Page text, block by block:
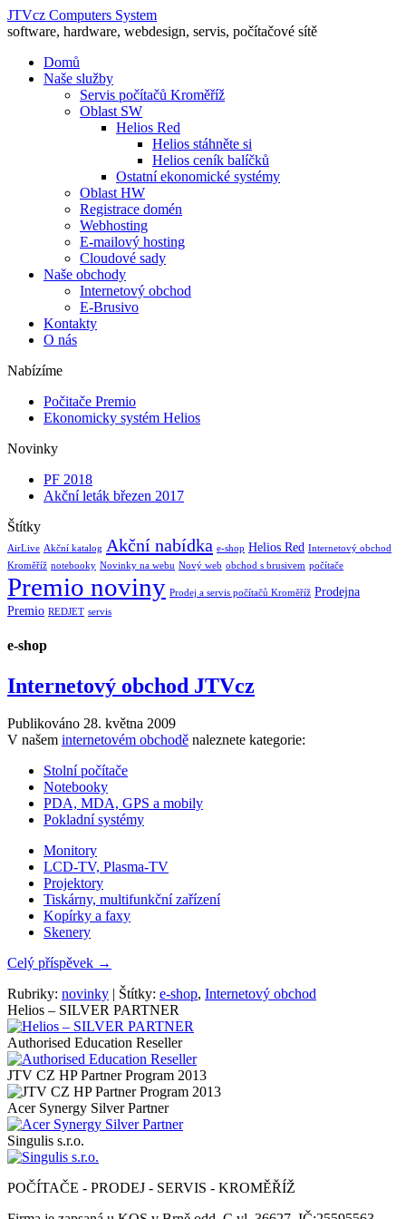
JTVcz Computers System
software, hardware, webdesign, servis, počítačové sítě
Domů
Naše služby
Servis počítačů Kroměříž
Oblast SW
Helios Red
Helios stáhněte si
Helios ceník balíčků
Ostatní ekonomické systémy
Oblast HW
Registrace domén
Webhosting
E-mailový hosting
Cloudové sady
Naše obchody
Internetový obchod
E-Brusivo
Kontakty
O nás
Nabízíme
Počitače Premio
Ekonomicky systém Helios
Novinky
PF 2018
Akční leták březen 2017
Štítky
AirLive Akční katalog Akční nabídka e-shop Helios Red Internetový obchod
Kroměříž notebooky Novinky na webu Nový web obchod s brusivem počítače
Premio noviny Prodej a servis počítačů Kroměříž Prodejna
Premio REDJET servis
e-shop
Internetový obchod JTVcz
Publikováno 28. května 2009
V našem internetovém obchodě naleznete kategorie:
Stolní počítače
Notebooky
PDA, MDA, GPS a mobily
Pokladní systémy
Monitory
LCD-TV, Plasma-TV
Projektory
Tiskárny, multifunkční zařízení
Kopírky a faxy
Skenery
Celý příspěvek →
Rubriky: novinky | Štítky: e-shop, Internetový obchod
Helios – SILVER PARTNER
Authorised Education Reseller
JTV CZ HP Partner Program 2013
Acer Synergy Silver Partner
Singulis s.r.o.
POČÍTAČE - PRODEJ - SERVIS - KROMĚŘÍŽ